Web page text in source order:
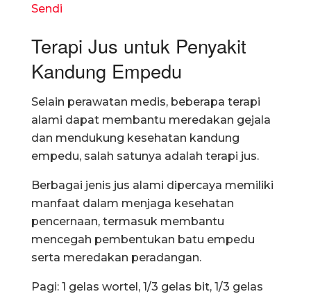
Sendi
Terapi Jus untuk Penyakit
Kandung Empedu
Selain perawatan medis, beberapa terapi
alami dapat membantu meredakan gejala
dan mendukung kesehatan kandung
empedu, salah satunya adalah terapi jus.
Berbagai jenis jus alami dipercaya memiliki
manfaat dalam menjaga kesehatan
pencernaan, termasuk membantu
mencegah pembentukan batu empedu
serta meredakan peradangan.
Pagi: 1 gelas wortel, 1/3 gelas bit, 1/3 gelas